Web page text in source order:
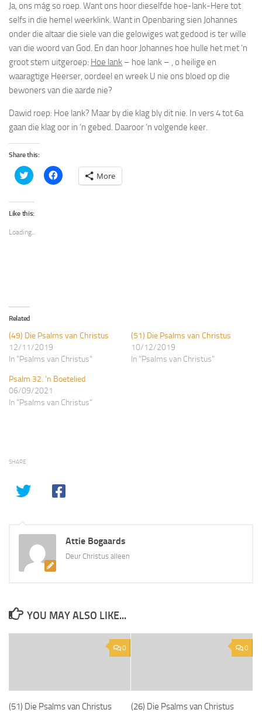
Ja, ons mágso roep. Want ons hoor dieselfde hoe-lank-Here tot
selfs in die hemel weerklink. Want in Openbaring sien Johannes
onder die altaar die siele van die gelowiges wat gedood is ter wille
van die woord van God. En dan hoor Johannes hoe hulle het met ‘n
groot stem uitgeroep: Hoe lank – hoe lank – , o heilige en
waaragtige Heerser, oordeel en wreek U nie ons bloed op die
bewoners van die aarde nie?
Dawid roep: Hoe lank? Maar by die klag bly dit nie. In vers 4 tot 6a
gaan die klag oor in ‘n gebed. Daaroor ‘n volgende keer.
Share this:
Click
to
Twitter
(Opens
in
window)
Click
to More
Like this:
Loading...
Related
(49) Die Psalms van Christus
12/11/2019
In "Psalms van Christus"
(51) Die Psalms van Christus
10/12/2019
In "Psalms van Christus"
Psalm 32. ‘n Boetelied
06/09/2021
In "Psalms van Christus"
SHARE
Attie Bogaards
Deur Christus alleen
YOU MAY ALSO LIKE...
0
(51) Die Psalms van Christus
0
(26) Die Psalms van Christus